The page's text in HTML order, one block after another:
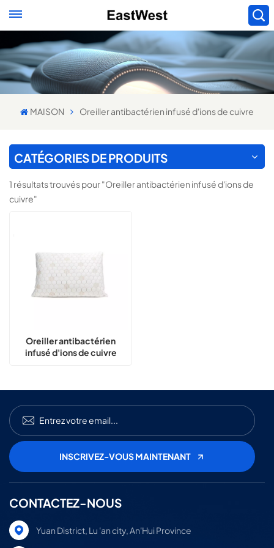
MAISON Oreiller antibactérien infusé d'ions de cuivre
CATÉGORIES DE PRODUITS
1 résultats trouvés pour "Oreiller antibactérien infusé d'ions de
cuivre"
Oreiller antibactérien
infusé d'ions de cuivre
CONTACTEZ-NOUS
Yuan District, Lu 'an city, An'Hui Province